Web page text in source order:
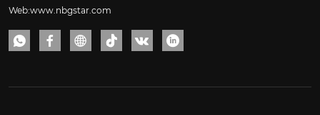
Web:www.nbgstar.com
     